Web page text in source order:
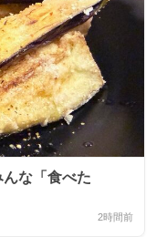
んな「食べた
2時間前